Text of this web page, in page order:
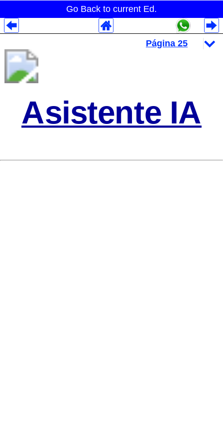
Go Back to current Ed.
Asistente IA
Despliegues Analytics
Despliegues Totales
Despliegues por Rubros